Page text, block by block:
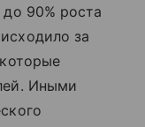
90% роста
за
Иными